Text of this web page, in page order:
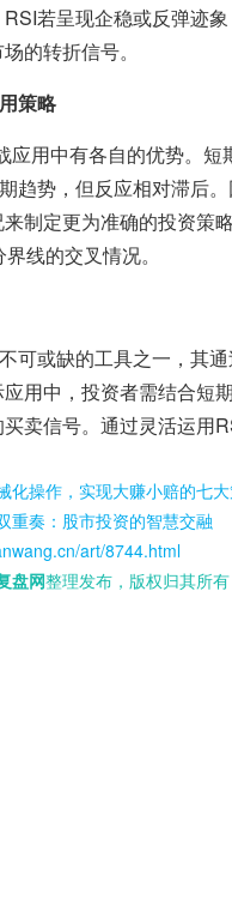
若呈现企稳或反弹迹
的转折信号。
策略
应用中有各自的优势。
趋势，但反应相对滞后
制定更为准确的投资策
线的交叉情况。
可或缺的工具之一，其
用中，投资者需结合短
卖信号。通过灵活运用
化操作，实现大赚小赔的七
重奏：股市投资的智慧交融
art/8744.html
盘网整理发布，版权归其所